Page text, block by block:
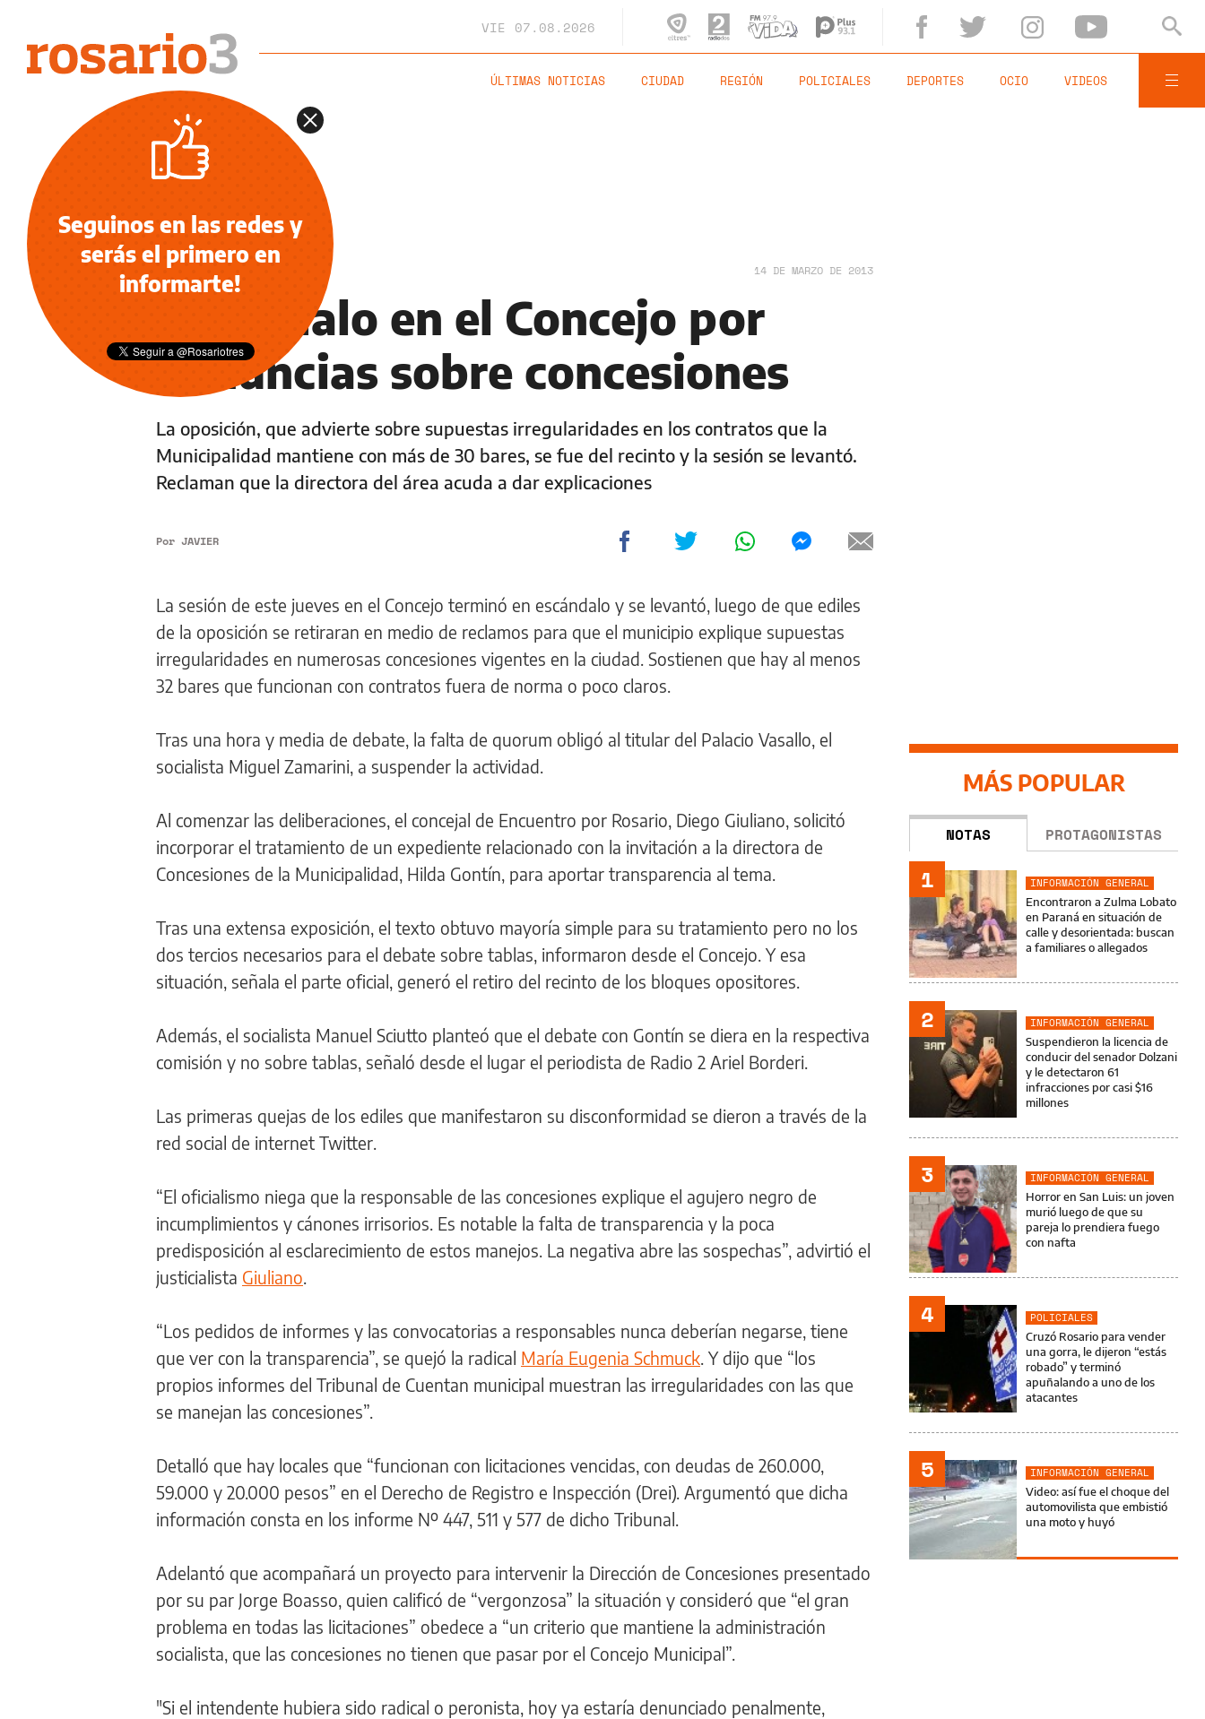
VIE 07.08.2026
ÚLTIMAS NOTICIAS CIUDAD REGIÓN POLICIALES DEPORTES OCIO VIDEOS
NOTICIAS 14 DE MARZO DE 2013
Escándalo en el Concejo por
denuncias sobre concesiones
La oposición, que advierte sobre supuestas irregularidades en los contratos que la
Municipalidad mantiene con más de 30 bares, se fue del recinto y la sesión se levantó.
Reclaman que la directora del área acuda a dar explicaciones
Por JAVIER
La sesión de este jueves en el Concejo terminó en escándalo y se levantó, luego de que ediles
de la oposición se retiraran en medio de reclamos para que el municipio explique supuestas
irregularidades en numerosas concesiones vigentes en la ciudad. Sostienen que hay al menos
32 bares que funcionan con contratos fuera de norma o poco claros.
Tras una hora y media de debate, la falta de quorum obligó al titular del Palacio Vasallo, el
socialista Miguel Zamarini, a suspender la actividad.
Al comenzar las deliberaciones, el concejal de Encuentro por Rosario, Diego Giuliano, solicitó
incorporar el tratamiento de un expediente relacionado con la invitación a la directora de
Concesiones de la Municipalidad, Hilda Gontín, para aportar transparencia al tema.
Tras una extensa exposición, el texto obtuvo mayoría simple para su tratamiento pero no los
dos tercios necesarios para el debate sobre tablas, informaron desde el Concejo. Y esa
situación, señala el parte oficial, generó el retiro del recinto de los bloques opositores.
Además, el socialista Manuel Sciutto planteó que el debate con Gontín se diera en la respectiva
comisión y no sobre tablas, señaló desde el lugar el periodista de Radio 2 Ariel Borderi.
Las primeras quejas de los ediles que manifestaron su disconformidad se dieron a través de la
red social de internet Twitter.
“El oficialismo niega que la responsable de las concesiones explique el agujero negro de
incumplimientos y cánones irrisorios. Es notable la falta de transparencia y la poca
predisposición al esclarecimiento de estos manejos. La negativa abre las sospechas”, advirtió el
justicialista Giuliano
“Los pedidos de informes y las convocatorias a responsables nunca deberían negarse, tiene
que ver con la transparencia”, se quejó la radical María Eugenia Schmuck . Y dijo que “los
propios informes del Tribunal de Cuentan municipal muestran las irregularidades con las que
se manejan las concesiones”.
Detalló que hay locales que “funcionan con licitaciones vencidas, con deudas de 260.000,
59.000 y 20.000 pesos” en el Derecho de Registro e Inspección (Drei). Argumentó que dicha
información consta en los informe Nº 447, 511 y 577 de dicho Tribunal.
Adelantó que acompañará un proyecto para intervenir la Dirección de Concesiones presentado
por su par Jorge Boasso, quien calificó de “vergonzosa” la situación y consideró que “el gran
problema en todas las licitaciones” obedece a “un criterio que mantiene la administración
socialista, que las concesiones no tienen que pasar por el Concejo Municipal”.
"Si el intendente hubiera sido radical o peronista, hoy ya estaría denunciado penalmente,
MÁS POPULAR
NOTAS PROTAGONISTAS
1
INFORMACIÓN GENERAL
Encontraron a Zulma Lobato
en Paraná en situación de
calle y desorientada: buscan
a familiares o allegados
2
INFORMACIÓN GENERAL
Suspendieron la licencia de
conducir del senador Dolzani
y le detectaron 61
infracciones por casi $16
millones
3
INFORMACIÓN GENERAL
Horror en San Luis: un joven
murió luego de que su
pareja lo prendiera fuego
con nafta
4
POLICIALES
Cruzó Rosario para vender
una gorra, le dijeron “estás
robado” y terminó
apuñalando a uno de los
atacantes
5
INFORMACIÓN GENERAL
Video: así fue el choque del
automovilista que embistió
una moto y huyó
Seguinos en las redes y
serás el primero en
informarte!